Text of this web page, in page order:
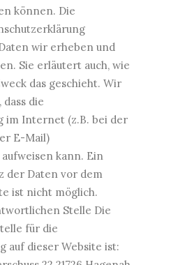
können. Die
wir erheben und
Sie erläutert auch, wie
das geschieht. Wir
die
im Internet (z.B. bei der
E-Mail)
kann. Ein
der Daten vor dem
ist nicht möglich.
Stelle Die
für die
auf dieser Website ist: